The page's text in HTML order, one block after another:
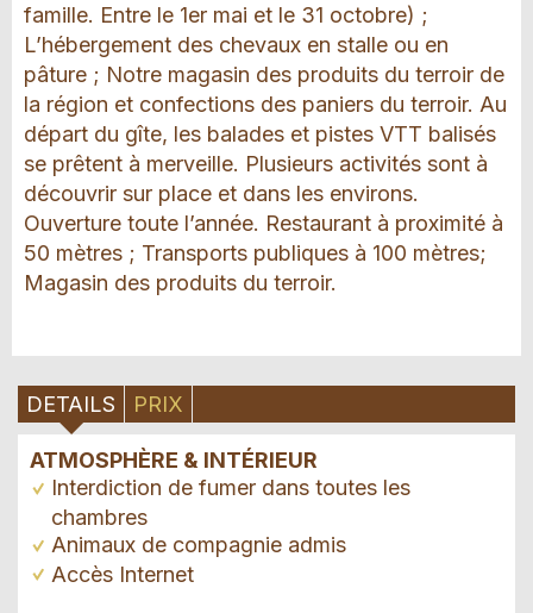
famille. Entre le 1er mai et le 31 octobre) ;
L’hébergement des chevaux en stalle ou en
pâture ; Notre magasin des produits du terroir de
la région et confections des paniers du terroir. Au
départ du gîte, les balades et pistes VTT balisés
se prêtent à merveille. Plusieurs activités sont à
découvrir sur place et dans les environs.
Ouverture toute l’année. Restaurant à proximité à
50 mètres ; Transports publiques à 100 mètres;
Magasin des produits du terroir.
DETAILS PRIX
ATMOSPHÈRE & INTÉRIEUR
Interdiction de fumer dans toutes les
chambres
Animaux de compagnie admis
Accès Internet